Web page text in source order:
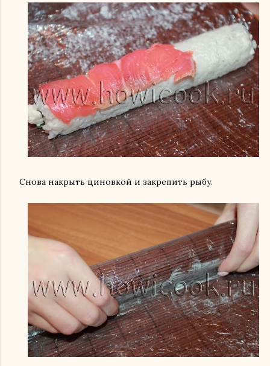
Снова накрыть циновкой и закрепить рыбу.